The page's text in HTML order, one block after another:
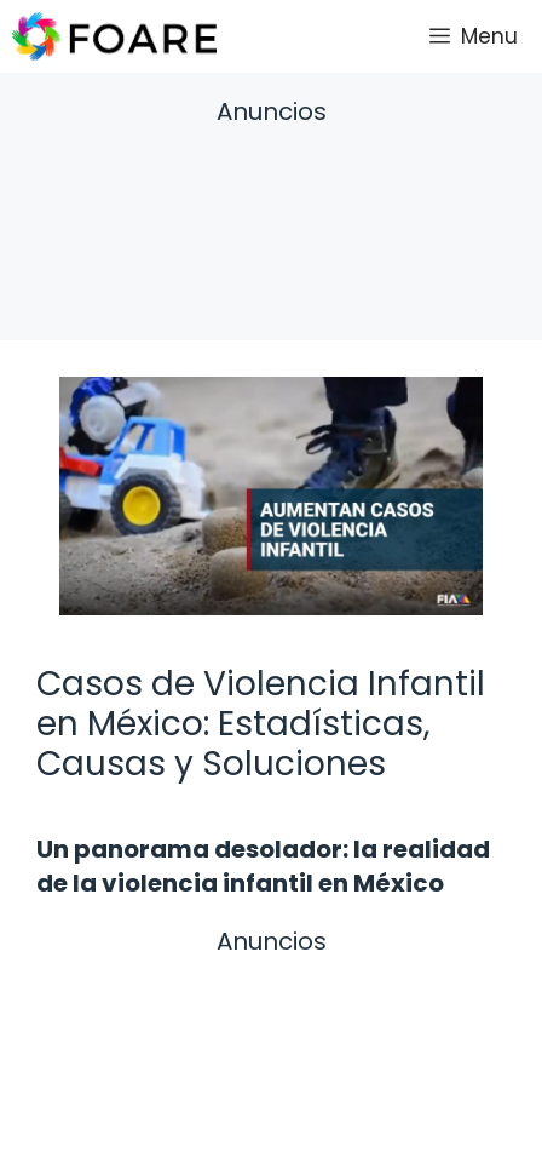
Saltar
al
Menu
Anuncios
Casos de Violencia Infantil
en México: Estadísticas,
Causas y Soluciones
Un panorama desolador: la realidad
de la violencia infantil en México
Anuncios